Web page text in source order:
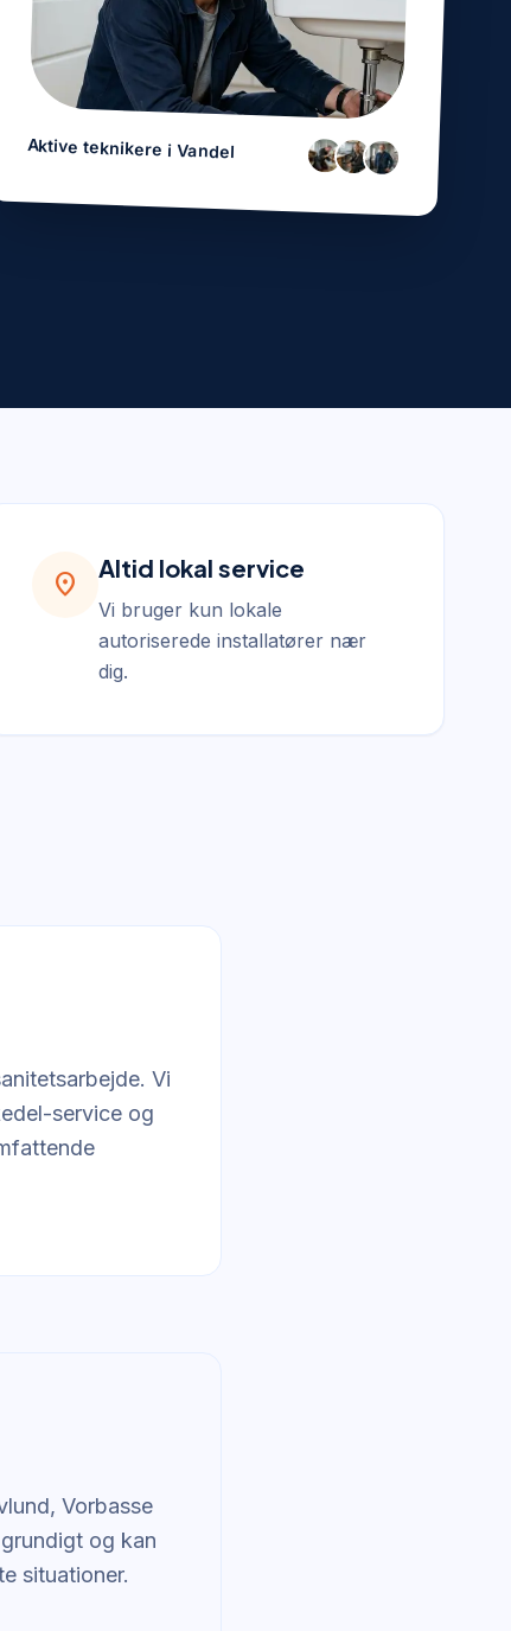
Aktive teknikere iVandel
location_on
Altid lokal service
Vi bruger kun lokale
autoriserede installatører nær
dig.
Vi
service og
Vorbasse
og kan
situationer.